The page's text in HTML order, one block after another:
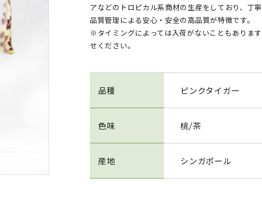
アなどのトロピカル系商材の生産をしており、丁
品質管理による安心・安全の高品質が特徴です。
※タイミングによっては入荷がないこともありま
せください。
品種 ピンクタイガー
色味 桃/茶
産地 シンガポール